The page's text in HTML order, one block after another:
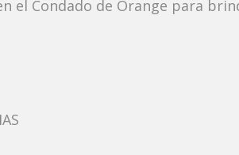
el Condado de Orange para